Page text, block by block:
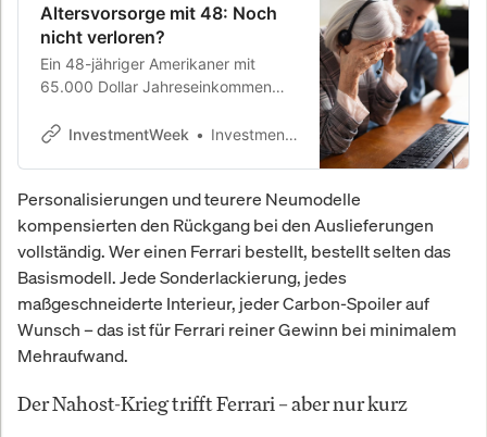
Altersvorsorge mit 48: Noch
nicht verloren?
Ein 48-jähriger Amerikaner mit
65.000 Dollar Jahreseinkommen
sich, ob er noch eine Altersvorsorge
Chancen auf finanzielle Sicherheit.
InvestmentWeek InvestmentWeek
Personalisierungen und teurere Neumodelle
kompensierten den Rückgang bei den Auslieferungen
vollständig. Wer einen Ferrari bestellt, bestellt selten das
Basismodell. Jede Sonderlackierung, jedes
maßgeschneiderte Interieur, jeder Carbon-Spoiler auf
Wunsch – das ist für Ferrari reiner Gewinn bei minimalem
Mehraufwand.
Der Nahost-Krieg trifft Ferrari – aber nur kurz